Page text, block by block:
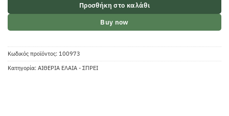
Προσθήκη στο καλάθι
Buy now
Κωδικός προϊόντος: 100973
Κατηγορία: ΑΙΘΕΡΙΑ ΕΛΑΙΑ - ΣΠΡΕΙ